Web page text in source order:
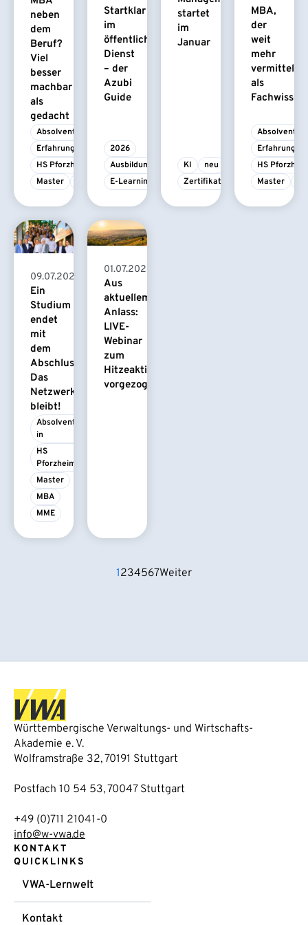
neben
dem
Beruf?
Viel
besser
machbar
als
gedacht
Absolvent/-in
Erfahrungsbericht
HS Pforzheim
Master
Startklar
im
öffentlichen
Dienst
– der
Azubi
Guide
2026
Ausbildung
E-Learning
startet
im
Januar
KI
neu
Zertifikatskurs
MBA,
der
weit
mehr
vermittelt
als
Fachwissen
Absolvent/-
HS
Master
09.07.2026
Ein
Studium
endet
mit
dem
Abschluss.
Das
Netzwerk
bleibt!
Absolvent/-
in
HS
Pforzheim
Master
MBA
MME
01.07.2026
Aus
aktuellem
Anlass:
LIVE-
Webinar
zum
Hitzeaktionsplan
vorgezogen
1234567Weiter
Württembergische Verwaltungs- und Wirtschafts-
Akademie e. V.
Wolframstraße 32, 70191 Stuttgart
Postfach 10 54 53, 70047 Stuttgart
+49 (0)711 21041-0
info@w-vwa.de
KONTAKT
QUICKLINKS
VWA-Lernwelt
Kontakt